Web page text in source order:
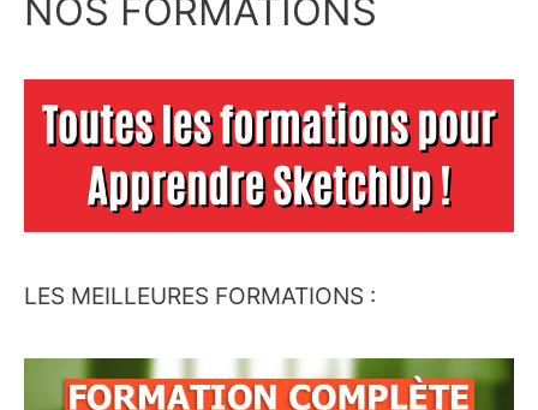
NOS FORMATIONS
LES MEILLEURES FORMATIONS :